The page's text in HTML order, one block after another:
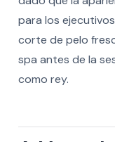
para los
corte de pelo
spa antes de la
como rey.